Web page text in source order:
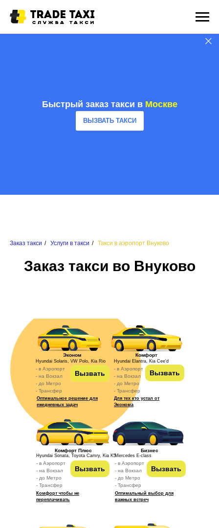
Быстрый заказ такси в Москве
ВЫЗВАТЬ ТАКСИ
Заказ такси / Услуги в такси / Такси в аэропорт Внуково
Заказ такси во Внуково
Эконом
Hyundai Solaris, VW Polo, Kia Rio
Оптимальное решение для
ежедневных задач
- в Аэропорт
- на Вокзал
- до Метро
- Трансфер
Комфорт
Hyundai Elantra, Kia Cee'd
Для тех кто устал от
Эконома
Комфорт Плюс
Hyundai Sonata, Toyota Camry, Kia K5
Комфорт чтобы не
переплачивать
Бизнес
Mercedes E-class
Оптимальный выбор для
важных встреч
Вызвать Вызвать
Вызвать Вызвать
- в Аэропорт
- на Вокзал
- до Метро
- Трансфер
- в Аэропорт
- на Вокзал
- до Метро
- Трансфер
- в Аэропорт
- на Вокзал
- до Метро
- Трансфер